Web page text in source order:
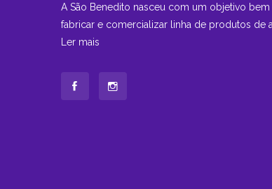
A São Benedito nasceu com um objetivo bem
fabricar e comercializar linha de produtos de
Ler mais